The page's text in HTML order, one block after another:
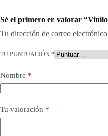
Sé el primero en valorar
Tu dirección de correo
TU PUNTUACIÓN *
Nombre *
Tu valoración *